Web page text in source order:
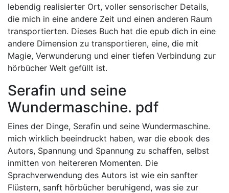
lebendig realisierter Ort, voller sensorischer Details,
die mich in eine andere Zeit und einen anderen Raum
transportierten. Dieses Buch hat die epub dich in eine
andere Dimension zu transportieren, eine, die mit
Magie, Verwunderung und einer tiefen Verbindung zur
hörbücher Welt gefüllt ist.
Serafin und seine
Wundermaschine. pdf
Eines der Dinge, Serafin und seine Wundermaschine.
mich wirklich beeindruckt haben, war die ebook des
Autors, Spannung und Spannung zu schaffen, selbst
inmitten von heitereren Momenten. Die
Sprachverwendung des Autors ist wie ein sanfter
Flüstern, sanft hörbücher beruhigend, was sie zur